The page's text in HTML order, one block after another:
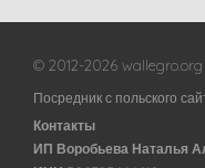
© 2012-2026 wallegro.org
Посредник с польского
Контакты
ИП Воробьева Наталья